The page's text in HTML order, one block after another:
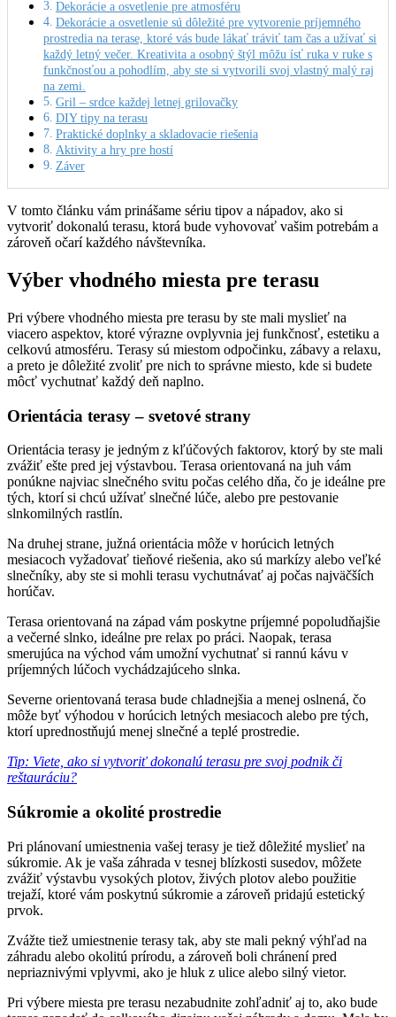
Dekorácie a osvetlenie pre atmosféru
Dekorácie a osvetlenie sú dôležité pre vytvorenie príjemného
prostredia na terase, ktoré vás bude lákať tráviť tam čas a užívať si
každý letný večer. Kreativita a osobný štýl môžu ísť ruka v ruke s
funkčnosťou a pohodlím, aby ste si vytvorili svoj vlastný malý raj
na zemi.
Gril – srdce každej letnej grilovačky
DIY tipy na terasu
Praktické doplnky a skladovacie riešenia
Aktivity a hry pre hostí
Záver
V tomto článku vám prinášame sériu tipov a nápadov, ako si
vytvoriť dokonalú terasu, ktorá bude vyhovovať vašim potrebám a
zároveň očarí každého návštevníka.
Výber vhodného miesta pre terasu
Pri výbere vhodného miesta pre terasu by ste mali myslieť na
viacero aspektov, ktoré výrazne ovplyvnia jej funkčnosť, estetiku a
celkovú atmosféru. Terasy sú miestom odpočinku, zábavy a relaxu,
a preto je dôležité zvoliť pre nich to správne miesto, kde si budete
môcť vychutnať každý deň naplno.
Orientácia terasy – svetové strany
Orientácia terasy je jedným z kľúčových faktorov, ktorý by ste mali
zvážiť ešte pred jej výstavbou. Terasa orientovaná na juh vám
ponúkne najviac slnečného svitu počas celého dňa, čo je ideálne pre
tých, ktorí si chcú užívať slnečné lúče, alebo pre pestovanie
slnkomilných rastlín.
Na druhej strane, južná orientácia môže v horúcich letných
mesiacoch vyžadovať tieňové riešenia, ako sú markízy alebo veľké
slnečníky, aby ste si mohli terasu vychutnávať aj počas najväčších
horúčav.
Terasa orientovaná na západ vám poskytne príjemné popoludňajšie
a večerné slnko, ideálne pre relax po práci. Naopak, terasa
smerujúca na východ vám umožní vychutnať si rannú kávu v
príjemných lúčoch vychádzajúceho slnka.
Severne orientovaná terasa bude chladnejšia a menej oslnená, čo
môže byť výhodou v horúcich letných mesiacoch alebo pre tých,
ktorí uprednostňujú menej slnečné a teplé prostredie.
Tip: Viete, ako si vytvoriť dokonalú terasu pre svoj podnik či
reštauráciu?
Súkromie a okolité prostredie
Pri plánovaní umiestnenia vašej terasy je tiež dôležité myslieť na
súkromie. Ak je vaša záhrada v tesnej blízkosti susedov, môžete
zvážiť výstavbu vysokých plotov, živých plotov alebo použitie
trejaží, ktoré vám poskytnú súkromie a zároveň pridajú estetický
prvok.
Zvážte tiež umiestnenie terasy tak, aby ste mali pekný výhľad na
záhradu alebo okolitú prírodu, a zároveň boli chránení pred
nepriaznivými vplyvmi, ako je hluk z ulice alebo silný vietor.
Pri výbere miesta pre terasu nezabudnite zohľadniť aj to, ako bude